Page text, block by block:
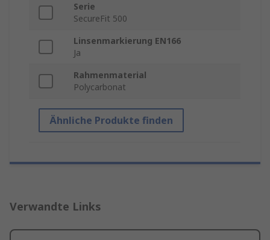
Serie
SecureFit 500
Linsenmarkierung EN166
Ja
Rahmenmaterial
Polycarbonat
Ähnliche Produkte finden
Verwandte Links